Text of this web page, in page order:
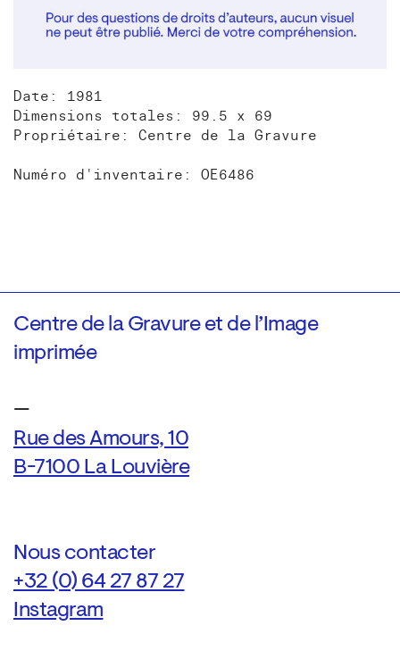
Date: 1981
Dimensions totales: 99.5 x 69
Propriétaire: Centre de la Gravure
Numéro d'inventaire: OE6486
Centre de la Gravure et de l’Image
imprimée
—
Rue des Amours, 10
B-7100 La Louvière
Nous contacter
+32 (0) 64 27 87 27
Instagram